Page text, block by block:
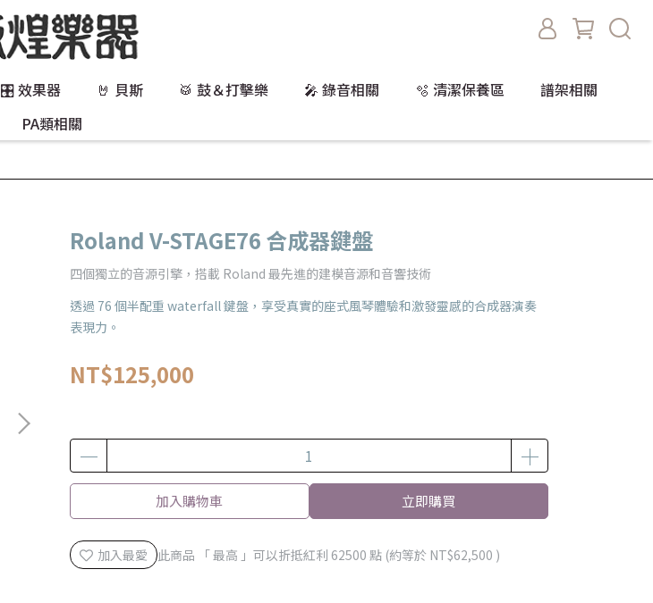
🎛️ 效果器 🤘 貝斯 🥁 鼓＆打擊樂 🎤 錄音相關 🫧 清潔保養區
譜架相關
PA類相關
Roland V-STAGE76 合成器鍵盤
四個獨立的音源引擎，搭載 Roland 最先進的建模音源和音響技術
透過 76 個半配重 waterfall 鍵盤，享受真實的座式風琴體驗和激發靈感的合成器演奏
表現力。
NT$125,000
加入購物車 立即購買
加入最愛 此商品 「 最高 」可以折抵紅利 62500 點 (約等於 NT$62,500 )